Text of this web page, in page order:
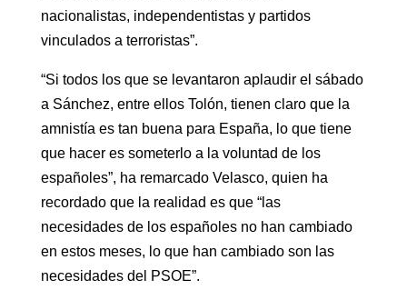
nacionalistas, independentistas y partidos
vinculados a terroristas”.
“Si todos los que se levantaron aplaudir el sábado
a Sánchez, entre ellos Tolón, tienen claro que la
amnistía es tan buena para España, lo que tiene
que hacer es someterlo a la voluntad de los
españoles”, ha remarcado Velasco, quien ha
recordado que la realidad es que “las
necesidades de los españoles no han cambiado
en estos meses, lo que han cambiado son las
necesidades del PSOE”.